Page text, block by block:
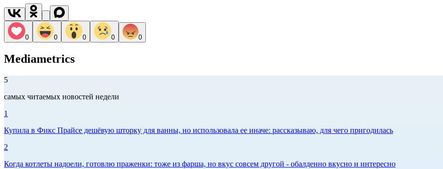
0 0 0 0 0
Mediametrics
5
самых читаемых новостей недели
1
Купила в Фикс Прайсе дешёвую шторку для ванны, но использовала ее иначе: рассказываю, для чего пригодилась
2
Когда котлеты надоели, готовлю праженки: тоже из фарша, но вкус совсем другой - обалденно вкусно и интересно